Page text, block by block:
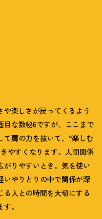
楽しさが戻ってくるよう
目な数秘6ですが、ここまで
て肩の力を抜いて、“楽しむ
やすくなります。人間関係
がりやすいとき。気を使い
いやりとりの中で関係が深
る人との時間を大切にする
。